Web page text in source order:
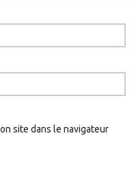
site dans le navigateur